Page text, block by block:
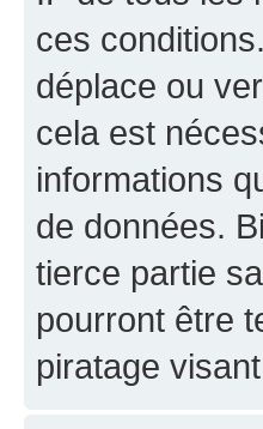
ces
déplace ou
cela est
informations
de données.
tierce partie
pourront être
piratage